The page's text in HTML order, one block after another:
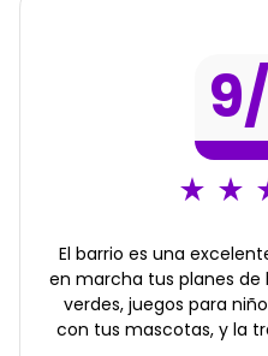
9
El barrio es una
en marcha tus planes de
verdes, juegos para
con tus mascotas, y la